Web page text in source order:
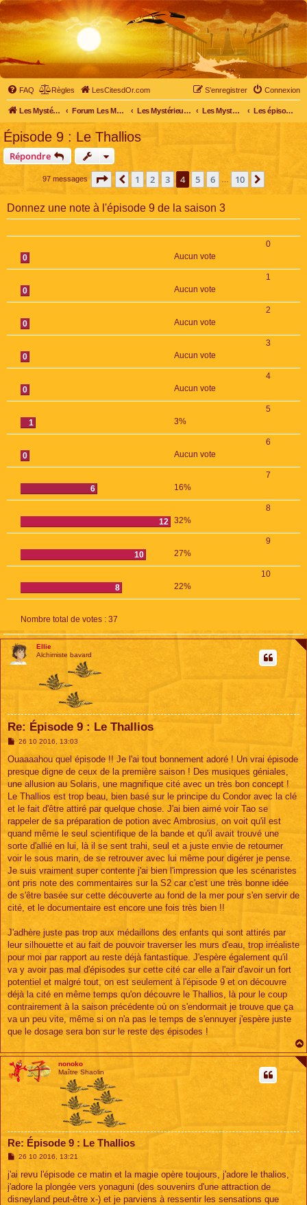
FAQ Règles LesCitesdOr.com Connexion
S’enregistrer
Les Mystérieuses Cités d'Or - LesCitesdOr.com Forum Les Mystérieuses Cités d'Or Les Mystérieuses Cités d'Or Les Mystérieuses Cités d'Or : saison 3 (2016) Les épisodes de la saison 3
Épisode 9 : Le Thallios
Répondre
97 messages Page sur10
Précédente
1 2 3 4 5 6 10 Suivante
Donnez une note à l'épisode 9 de la saison 3
0
0
Aucun vote
1
0
Aucun vote
2
0
Aucun vote
3
0
Aucun vote
4
0
Aucun vote
5
1
3%
6
0
Aucun vote
7
6
16%
8
12 32%
9
10
27%
10
8
22%
Nombre total de votes : 37
Ellie
Alchimiste bavard
Re: Épisode 9 : Le Thallios
M
s
a
g
26 10 2016, 13:03
Ouaaaahou quel épisode !! Je l'ai tout bonnement adoré ! Un vrai épisode
presque digne de ceux de la première saison ! Des musiques géniales,
une allusion au Solaris, une magnifique cité avec un très bon concept !
Le Thallios est trop beau, bien basé sur le principe du Condor avec la clé
et le fait d'être attiré par quelque chose. J'ai bien aimé voir Tao se
rappeler de sa préparation de potion avec Ambrosius, on voit qu'il est
quand même le seul scientifique de la bande et qu'il avait trouvé une
sorte d'allié en lui, là il se sent trahi, seul et a juste envie de retourner
voir le sous marin, de se retrouver avec lui même pour digérer je pense.
Je suis vraiment super contente j'ai bien l'impression que les scénaristes
ont pris note des commentaires sur la S2 car c'est une très bonne idée
de s'être basée sur cette découverte au fond de la mer pour s'en servir de
cité, et le documentaire est encore une fois très bien !!
J'adhère juste pas trop aux médaillons des enfants qui sont attirés par
leur silhouette et au fait de pouvoir traverser les murs d'eau, trop irréaliste
pour moi par rapport au reste déjà fantastique. J'espère également qu'il
va y avoir pas mal d'épisodes sur cette cité car elle a l'air d'avoir un fort
potentiel et malgré tout, on est seulement à l'épisode 9 et on découvre
déjà la cité en même temps qu'on découvre le Thallios, là pour le coup
contrairement à la saison précédente où on s'endormait je trouve que ça
va un peu vite, même si on n'a pas le temps de s'ennuyer j'espère juste
que le dosage sera bon sur le reste des épisodes !
nonoko
Maître Shaolin
Re: Épisode 9 : Le Thallios
M
s
a
g
26 10 2016, 13:21
j'ai revu l'épisode ce matin et la magie opère toujours, j'adore le thalios,
j'adore la plongée vers yonaguni (des souvenirs d'une attraction de
disneyland peut-être x-) et je parviens à ressentir les sensations que